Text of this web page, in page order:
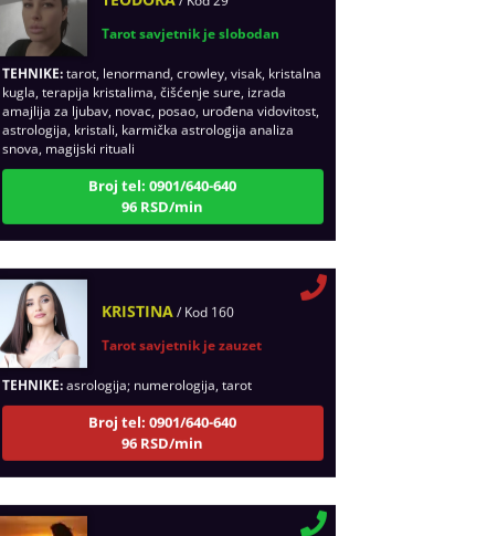
TEHNIKE:
tarot, lenormand, crowley, visak, kristalna
kugla, terapija kristalima, čišćenje sure, izrada
amajlija za ljubav, novac, posao, urođena vidovitost,
astrologija, kristali, karmička astrologija analiza
snova, magijski rituali
Broj tel: 0901/640-640
96 RSD/min
TEHNIKE:asrologija; numerologija, tarot
Broj tel: 0901/640-640
96 RSD/min